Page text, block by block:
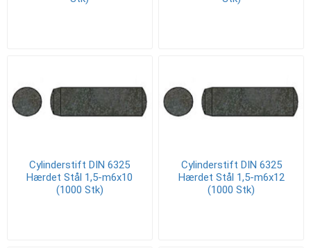
Cylinderstift DIN 6325
Hærdet Stål 1,5-m6x10
(1000 Stk)
Cylinderstift DIN 6325
Hærdet Stål 1,5-m6x12
(1000 Stk)